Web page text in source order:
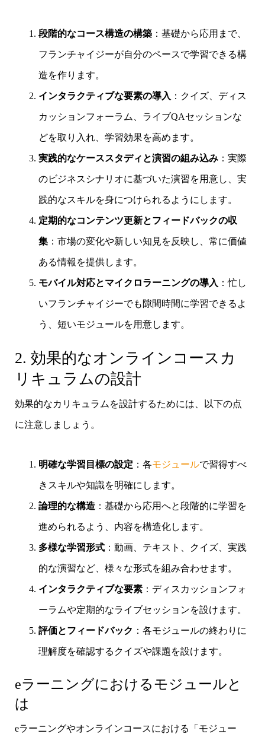
段階的なコース構造の構築：基礎から応用まで、
フランチャイジーが自分のペースで学習できる構
造を作ります。
インタラクティブな要素の導入 ：クイズ、ディス
カッションフォーラム、ライブQAセッションな
どを取り入れ、学習効果を高めます。
実践的なケーススタディと演習の組み込み：実際
のビジネスシナリオに基づいた演習を用意し、実
践的なスキルを身につけられるようにします。
定期的なコンテンツ更新とフィードバックの収
集：市場の変化や新しい知見を反映し、常に価値
ある情報を提供します。
モバイル対応とマイクロラーニングの導入 ：忙し
いフランチャイジーでも隙間時間に学習できるよ
う、短いモジュールを用意します。
2. 効果的なオンラインコースカ
リキュラムの設計
効果的なカリキュラムを設計するためには、以下の点
に注意しましょう。
明確な学習目標の設定 ：各モジュールで習得すべ
きスキルや知識を明確にします。
論理的な構造：基礎から応用へと段階的に学習を
進められるよう、内容を構造化します。
多様な学習形式：動画、テキスト、クイズ、実践
的な演習など、様々な形式を組み合わせます。
インタラクティブな要素：ディスカッションフォ
ーラムや定期的なライブセッションを設けます。
評価とフィードバック ：各モジュールの終わりに
理解度を確認するクイズや課題を設けます。
eラーニングにおけるモジュールと
は
eラーニングやオンラインコースにおける「モジュー